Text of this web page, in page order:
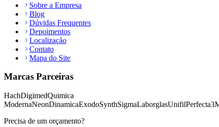
Sobre a Empresa
Blog
Dúvidas Frequentes
Depoimentos
Localização
Contato
Mapa do Site
Marcas Parceiras
HachDigimedQuimica
ModernaNeonDinamicaExodoSynthSigmaLaborglasUnifilPerfecta
Precisa de um orçamento?